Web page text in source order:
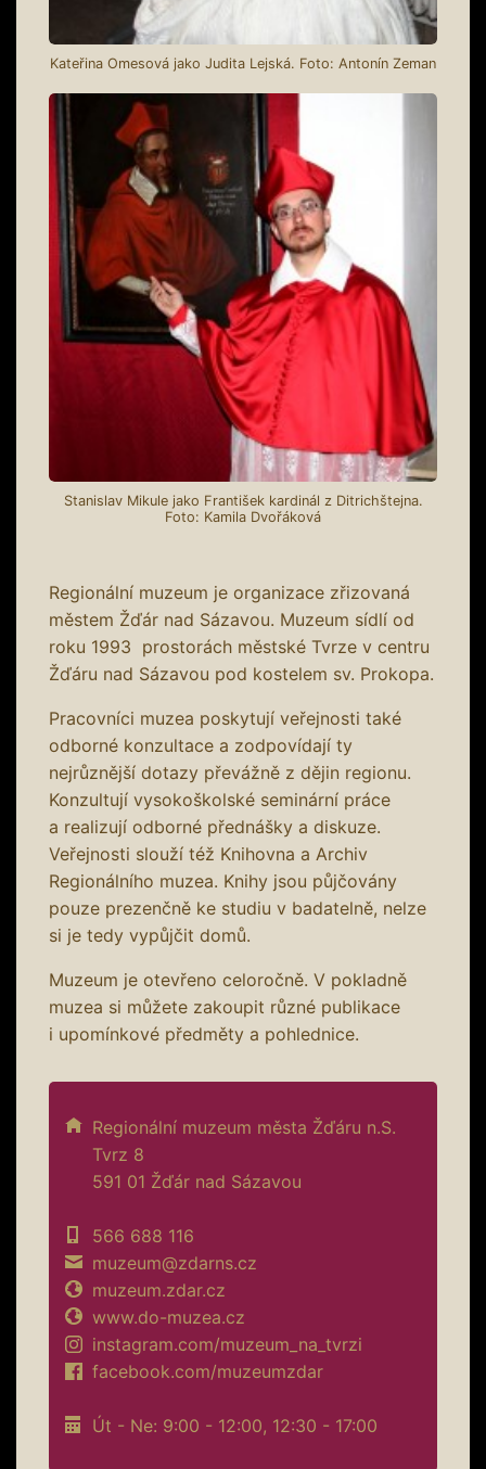
Kateřina Omesová jako Judita Lejská. Foto: Antonín Zeman
Stanislav Mikule jako František kardinál z Ditrichštejna.
Foto: Kamila Dvořáková
Regionální muzeum je organizace zřizovaná
městem Žďár nad Sázavou. Muzeum sídlí od
roku 1993 prostorách městské Tvrze v centru
Žďáru nad Sázavou pod kostelem sv. Prokopa.
Pracovníci muzea poskytují veřejnosti také
odborné konzultace a zodpovídají ty
nejrůznější dotazy převážně z dějin regionu.
Konzultují vysokoškolské seminární práce
a realizují odborné přednášky a diskuze.
Veřejnosti slouží též Knihovna a Archiv
Regionálního muzea. Knihy jsou půjčovány
pouze prezenčně ke studiu v badatelně, nelze
si je tedy vypůjčit domů.
Muzeum je otevřeno celoročně. V pokladně
muzea si můžete zakoupit různé publikace
i upomínkové předměty a pohlednice.
Regionální muzeum města Žďáru n.S.
Tvrz 8
591 01 Žďár nad Sázavou
566 688 116
muzeum@zdarns.cz
muzeum.zdar.cz
www.do-muzea.cz
instagram.com/muzeum_na_tvrzi
facebook.com/muzeumzdar
Út - Ne: 9:00 - 12:00, 12:30 - 17:00